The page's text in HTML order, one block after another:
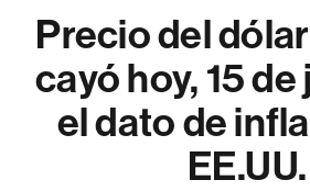
Precio del
cayó hoy, 15
el dato de
EE.UU.